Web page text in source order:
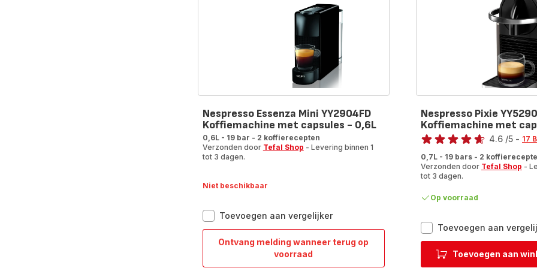
Toevoegen aan vergelijkerNespresso
Essenza
Mini
Ontvang melding wanneer terug op
voorraadNespresso
Essenza
Nespresso Essenza Mini YY2904FD
Koffiemachine met capsules - 0,6L
0,6L - 19 bar - 2 koffierecepten
Verzonden door Tefal Shop - Levering binnen 1
tot 3 dagen.
Niet beschikbaar
Toevoegen aan
Toevoegen aan
Nespresso Pixie
Koffiemachine met
Beoordeling
4.6 /5 - 17
0,7L - 19 bars - 2
Verzonden door Tefal Shop -
tot 3 dagen.
Op voorraad